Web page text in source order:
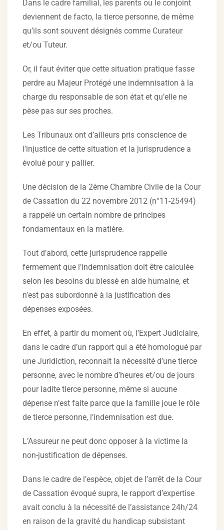
Dans le cadre familial, les parents ou le conjoint
deviennent de facto, la tierce personne, de même
qu’ils sont souvent désignés comme Curateur
et/ou Tuteur.
Or, il faut éviter que cette situation pratique fasse
perdre au Majeur Protégé une indemnisation à la
charge du responsable de son état et qu’elle ne
pèse pas sur ses proches.
Les Tribunaux ont d’ailleurs pris conscience de
l’injustice de cette situation et la jurisprudence a
évolué pour y pallier.
Une décision de la 2ème Chambre Civile de la Cour
de Cassation du 22 novembre 2012 (n°11-25494)
a rappelé un certain nombre de principes
fondamentaux en la matière.
Tout d’abord, cette jurisprudence rappelle
fermement que l’indemnisation doit être calculée
selon les besoins du blessé en aide humaine, et
n’est pas subordonné à la justification des
dépenses exposées.
En effet, à partir du moment où, l’Expert Judiciaire,
dans le cadre d’un rapport qui a été homologué par
une Juridiction, reconnait la nécessité d’une tierce
personne, avec le nombre d’heures et/ou de jours
pour ladite tierce personne, même si aucune
dépense n’est faite parce que la famille joue le rôle
de tierce personne, l’indemnisation est due.
L’Assureur ne peut donc opposer à la victime la
non-justification de dépenses.
Dans le cadre de l’espèce, objet de l’arrêt de la Cour
de Cassation évoqué supra, le rapport d’expertise
avait conclu à la nécessité de l’assistance 24h/24
en raison de la gravité du handicap subsistant